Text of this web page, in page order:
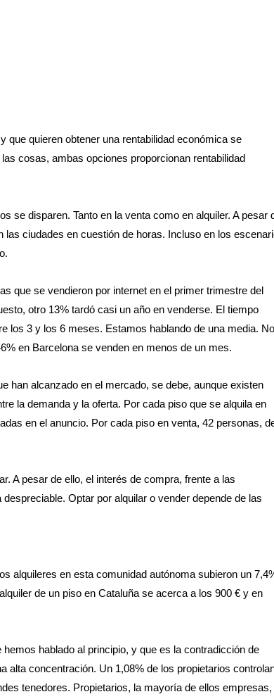
que quieren obtener una rentabilidad económica se
cosas, ambas opciones proporcionan rentabilidad
se disparen. Tanto en la venta como en alquiler. A pesar
ciudades en cuestión de horas. Incluso en los
que se vendieron por internet en el primer trimestre del
otro 13% tardó casi un año en venderse. El tiempo
los 3 y los 6 meses. Estamos hablando de una media.
en Barcelona se venden en menos de un mes.
han alcanzado en el mercado, se debe, aunque existen
la demanda y la oferta. Por cada piso que se alquila en
en el anuncio. Por cada piso en venta, 42 personas,
A pesar de ello, el interés de compra, frente a las
Optar por alquilar o vender depende de las
alquileres en esta comunidad autónoma subieron un
de un piso en Cataluña se acerca a los 900 € y en
hablado al principio, y que es la contradicción de
alta concentración. Un 1,08% de los propietarios
tenedores. Propietarios, la mayoría de ellos empresas,